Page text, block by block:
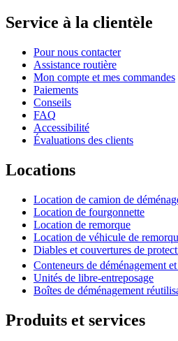
Service à la clientèle
Pour nous contacter
Assistance routière
Mon compte et mes commandes
Paiements
Conseils
FAQ
Accessibilité
Évaluations des clients
Locations
Location de camion de
Location de fourgonnette
Location de remorque
Location de véhicule de
Diables et couvertures de
Conteneurs de déménagement
Unités de libre-entreposage
Boîtes de déménagement
Produits et services